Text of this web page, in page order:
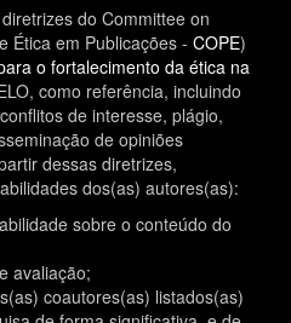
do Committee on
Ética em Publicações - COPE)
o fortalecimento da ética na
como referência, incluindo
de interesse, plágio,
de opiniões
dessas diretrizes,
dos(as) autores(as):
sobre o conteúdo do
avaliação;
coautores(as) listados(as)